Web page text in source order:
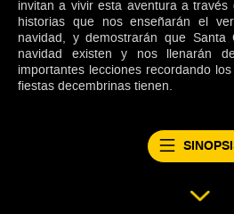
invitan a vivir esta aventura a
historias que nos enseñarán el
navidad, y demostrarán que
navidad existen y nos llenarán
importantes lecciones recordando
fiestas decembrinas tienen.